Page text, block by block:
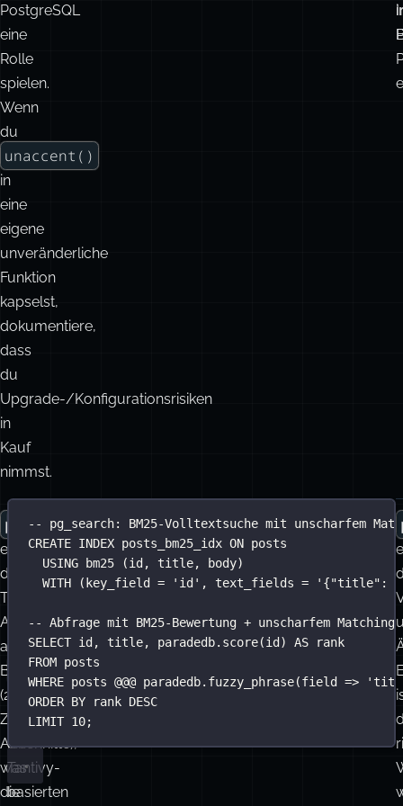
Ausdrücken,
wo
die
Unveränderlichkeitsregeln
von
PostgreSQL
eine
Rolle
spielen.
Wenn
du
unaccent()
in
eine
eigene
unveränderliche
Funktion
kapselst,
dokumentiere,
dass
du
Upgrade-/Konfigurationsrisiken
in
Kauf
nimmst.
pg_bigm
erweitert
den
Trigramm-
Ansatz
auf
Bigramme
pg_search
ParadeDB)
ersetzt
den
standardmäßigen
GIN / tsvector
-- pg_search: BM25-Volltextsuche mit unscharfem
CREATE INDEX
USING bm25 (id, title, body)
WITH (key_field
-- Abfrage mit BM25-Bewertung + unscharfem
SELECT
FROM posts